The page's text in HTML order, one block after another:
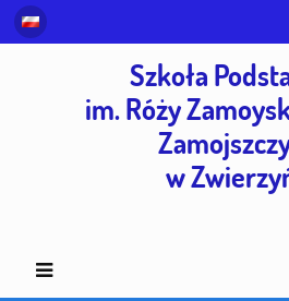
Szkoła
im. Róży
w